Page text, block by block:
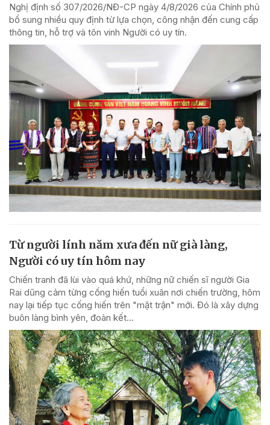
Nghị định số 307/2026/NĐ-CP ngày 4/8/2026 của Chính phủ
bổ sung nhiều quy định từ lựa chọn, công nhận đến cung cấp
thông tin, hỗ trợ và tôn vinh Người có uy tín.
Từ người lính năm xưa đến nữ già làng,
Người có uy tín hôm nay
Chiến tranh đã lùi vào quá khứ, những nữ chiến sĩ người Gia
Rai dũng cảm từng cống hiến tuổi xuân nơi chiến trường, hôm
nay lại tiếp tục cống hiến trên "mặt trận" mới. Đó là xây dựng
buôn làng bình yên, đoàn kết...